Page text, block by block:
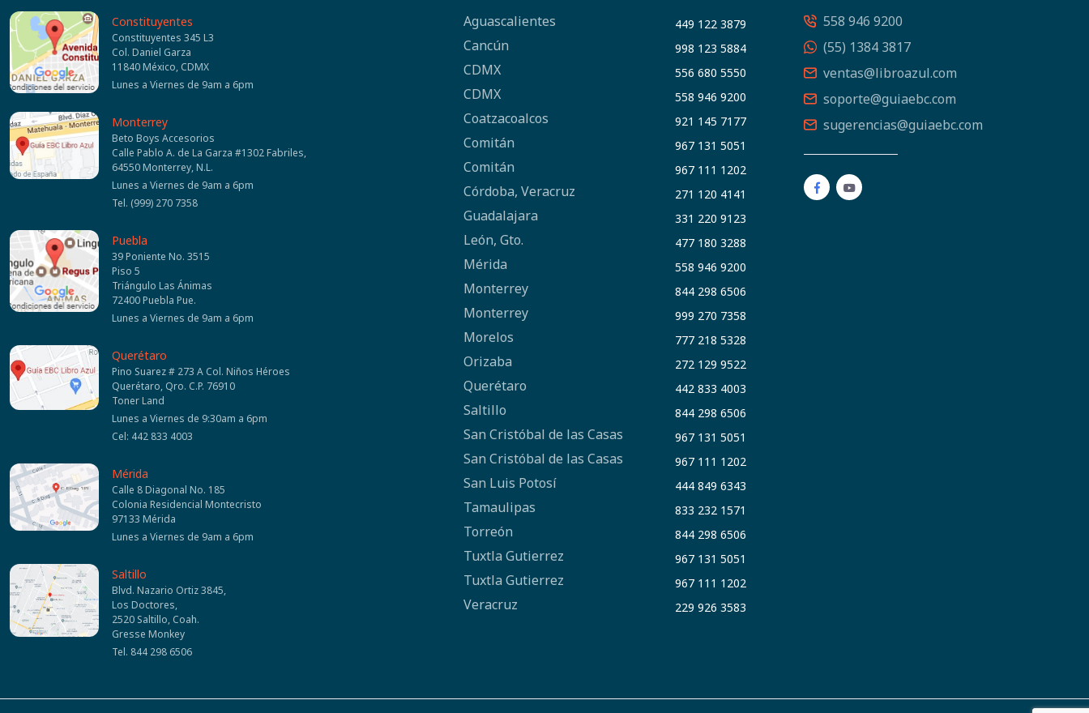
Constituyentes
Constituyentes 345 L3
Col. Daniel Garza
11840 México, CDMX
Lunes a Viernes de 9am a 6pm
Monterrey
Beto Boys Accesorios
Calle Pablo A. de La Garza #1302 Fabriles,
64550 Monterrey, N.L.
Lunes a Viernes de 9am a 6pm
Tel. (999) 270 7358
Puebla
39 Poniente No. 3515
Piso 5
Triángulo Las Ánimas
72400 Puebla Pue.
Lunes a Viernes de 9am a 6pm
Querétaro
Pino Suarez # 273 A Col. Niños Héroes
Querétaro, Qro. C.P. 76910
Toner Land
Lunes a Viernes de 9:30am a 6pm
Cel: 442 833 4003
Mérida
Calle 8 Diagonal No. 185
Colonia Residencial Montecristo
97133 Mérida
Lunes a Viernes de 9am a 6pm
Saltillo
Blvd. Nazario Ortiz 3845,
Los Doctores,
2520 Saltillo, Coah.
Gresse Monkey
Tel. 844 298 6506
Aguascalientes
449 122 3879
Cancún 998 123 5884
CDMX 556 680 5550
CDMX 558 946 9200
Coatzacoalcos 921 145 7177
Comitán 967 131 5051
Comitán 967 111 1202
Córdoba, Veracruz 271 120 4141
Guadalajara 331 220 9123
León, Gto. 477 180 3288
Mérida 558 946 9200
Monterrey 844 298 6506
Monterrey 999 270 7358
Morelos 777 218 5328
Orizaba 272 129 9522
Querétaro 442 833 4003
Saltillo 844 298 6506
San Cristóbal de las Casas 967 131 5051
San Cristóbal de las Casas 967 111 1202
San Luis Potosí 444 849 6343
Tamaulipas 833 232 1571
Torreón 844 298 6506
Tuxtla Gutierrez 967 131 5051
Tuxtla Gutierrez 967 111 1202
Veracruz 229 926 3583
558 946 9200
(55) 1384 3817
ventas@libroazul.com
soporte@guiaebc.com
sugerencias@guiaebc.com